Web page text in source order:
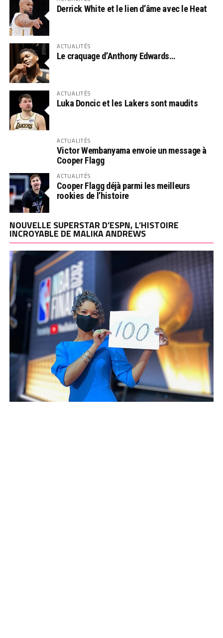
Derrick White et le lien d’âme avec le Heat
ACTUALITÉS
Le craquage d’Anthony Edwards…
ACTUALITÉS
Luka Doncic et les Lakers sont maudits
ACTUALITÉS
Victor Wembanyama envoie un message à
Cooper Flagg
ACTUALITÉS
Cooper Flagg déjà parmi les meilleurs
rookies de l’histoire
NOUVELLE SUPERSTAR D’ESPN, L’HISTOIRE
INCROYABLE DE MALIKA ANDREWS